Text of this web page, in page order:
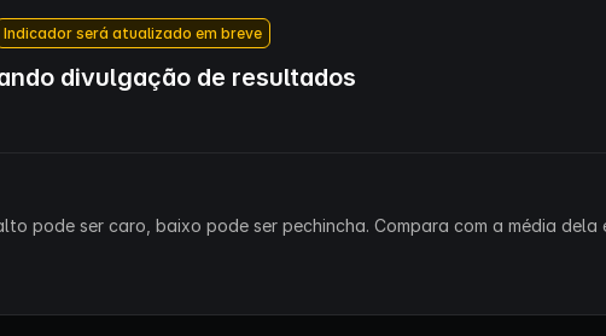
Indicador será atualizado em breve
divulgação de resultados
pode ser caro, baixo pode ser pechincha. Compara com a média dela